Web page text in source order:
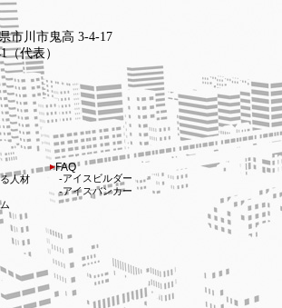
市川市鬼高 3-4-17
（代表）
人材
FAQ
アイスビルダー
アイスバンカー